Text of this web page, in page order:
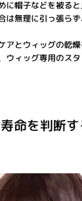
に帽子などを被ると
は無理に引っ張ら
アとウィッグの乾燥
ウィッグ専用のス
命を判断